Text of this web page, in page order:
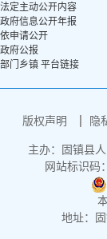
法定主动公开内容
政府信息公开年报
依申请公开
政府公报
部门乡镇 平台链接
版权声明 隐
主办：固镇县
网站标识码
地址：